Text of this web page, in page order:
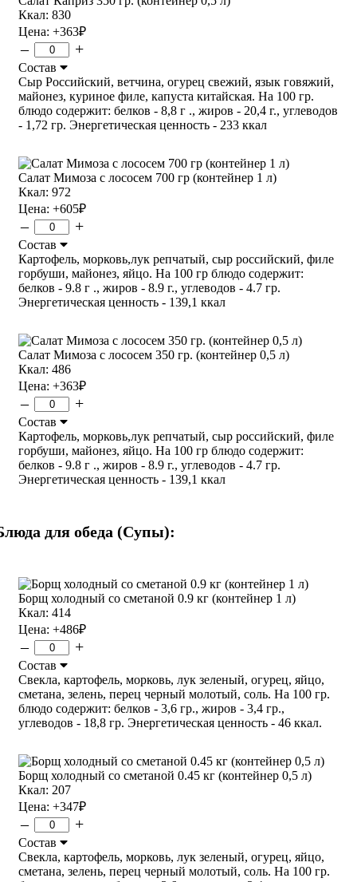
Ккал: 830
Цена: +363₽
– +
Состав
Сыр Российский, ветчина, огурец свежий, язык говяжий,
майонез, куриное филе, капуста китайская. На 100 гр.
блюдо содержит: белков - 8,8 г ., жиров - 20,4 г., углеводов
- 1,72 гр. Энергетическая ценность - 233 ккал
Салат Мимоза с лососем 700 гр (контейнер 1 л)
Ккал: 972
Цена: +605₽
– +
Состав
Картофель, морковь,лук репчатый, сыр российский, филе
горбуши, майонез, яйцо. На 100 гр блюдо содержит:
белков - 9.8 г ., жиров - 8.9 г., углеводов - 4.7 гр.
Энергетическая ценность - 139,1 ккал
Салат Мимоза с лососем 350 гр. (контейнер 0,5 л)
Ккал: 486
Цена: +363₽
– +
Состав
Картофель, морковь,лук репчатый, сыр российский, филе
горбуши, майонез, яйцо. На 100 гр блюдо содержит:
белков - 9.8 г ., жиров - 8.9 г., углеводов - 4.7 гр.
Энергетическая ценность - 139,1 ккал
для обеда (Супы):
Борщ холодный со сметаной 0.9 кг (контейнер 1 л)
Ккал: 414
Цена: +486₽
– +
Состав
Свекла, картофель, морковь, лук зеленый, огурец, яйцо,
сметана, зелень, перец черный молотый, соль. На 100 гр.
блюдо содержит: белков - 3,6 гр., жиров - 3,4 гр.,
углеводов - 18,8 гр. Энергетическая ценность - 46 ккал.
Борщ холодный со сметаной 0.45 кг (контейнер 0,5 л)
Ккал: 207
Цена: +347₽
– +
Состав
Свекла, картофель, морковь, лук зеленый, огурец, яйцо,
сметана, зелень, перец черный молотый, соль. На 100 гр.